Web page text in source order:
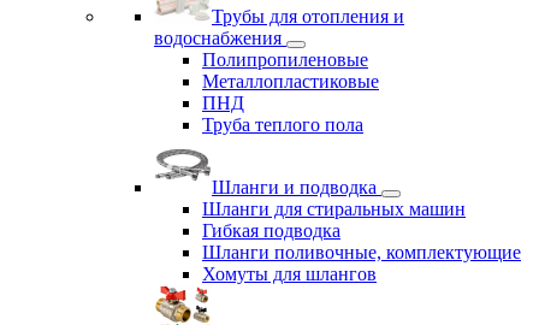
Трубы для отопления и
водоснабжения
Полипропиленовые
Металлопластиковые
ПНД
Труба теплого пола
Шланги и подводка
Шланги для стиральных машин
Гибкая подводка
Шланги поливочные, комплектующие
Хомуты для шлангов